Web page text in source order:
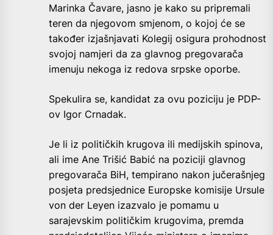
Marinka Čavare, jasno je kako su pripremali
teren da njegovom smjenom, o kojoj će se
također izjašnjavati Kolegij osigura prohodnost
svojoj namjeri da za glavnog pregovarača
imenuju nekoga iz redova srpske oporbe.
Spekulira se, kandidat za ovu poziciju je PDP-
ov Igor Crnadak.
Je li iz političkih krugova ili medijskih spinova,
ali ime Ane Trišić Babić na poziciji glavnog
pregovarača BiH, tempirano nakon jučerašnjeg
posjeta predsjednice Europske komisije Ursule
von der Leyen izazvalo je pomamu u
sarajevskim političkim krugovima, premda